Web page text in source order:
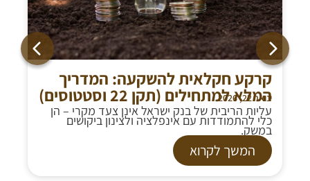
קרקע חקלאית להשקעה: המדריך
המלא למתחילים (תקן 22 וסטטוסים)
ינואר 22, 2026
עליות הריבית של בנק ישראל אינן צעד מקרי – הן
כלי להתמודדות עם אינפלציה ולצינון ביקושים
במשק.
המשך לקרוא